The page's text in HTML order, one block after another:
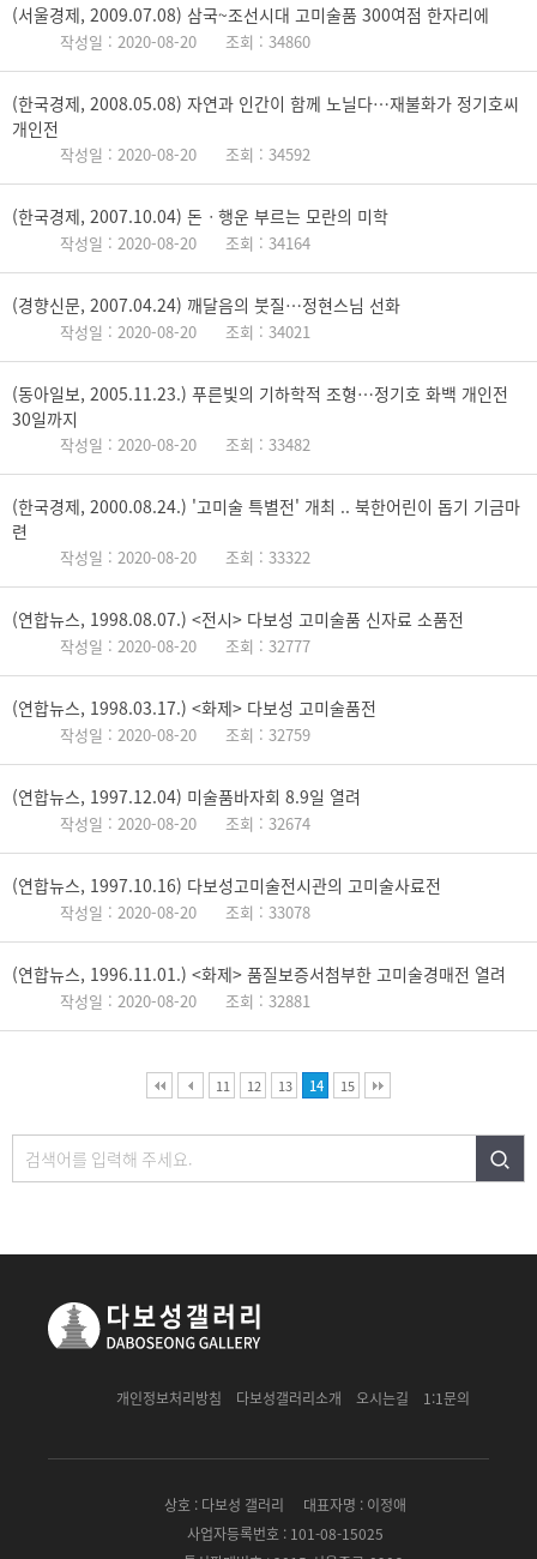
(서울경제, 2009.07.08) 삼국~조선시대 고미술품 300여점 한자리에
작성일 : 2020-08-20 조회 : 34860
(한국경제, 2008.05.08) 자연과 인간이 함께 노닐다…재불화가 정기호씨
개인전
작성일 : 2020-08-20 조회 : 34592
(한국경제, 2007.10.04) 돈ㆍ행운 부르는 모란의 미학
작성일 : 2020-08-20 조회 : 34164
(경향신문, 2007.04.24) 깨달음의 붓질…정현스님 선화
작성일 : 2020-08-20 조회 : 34021
(동아일보, 2005.11.23.) 푸른빛의 기하학적 조형…정기호 화백 개인전
30일까지
작성일 : 2020-08-20 조회 : 33482
(한국경제, 2000.08.24.) '고미술 특별전' 개최 .. 북한어린이 돕기 기금마
련
작성일 : 2020-08-20 조회 : 33322
(연합뉴스, 1998.08.07.) <전시> 다보성 고미술품 신자료 소품전
작성일 : 2020-08-20 조회 : 32777
(연합뉴스, 1998.03.17.) <화제> 다보성 고미술품전
작성일 : 2020-08-20 조회 : 32759
(연합뉴스, 1997.12.04) 미술품바자회 8.9일 열려
작성일 : 2020-08-20 조회 : 32674
(연합뉴스, 1997.10.16) 다보성고미술전시관의 고미술사료전
작성일 : 2020-08-20 조회 : 33078
(연합뉴스, 1996.11.01.) <화제> 품질보증서첨부한 고미술경매전 열려
작성일 : 2020-08-20 조회 : 32881
11 12 13 14 15
개인정보처리방침 다보성갤러리소개 오시는길 1:1문의
상호 : 다보성 갤러리
대표자명 : 이정애
사업자등록번호 : 101-08-15025